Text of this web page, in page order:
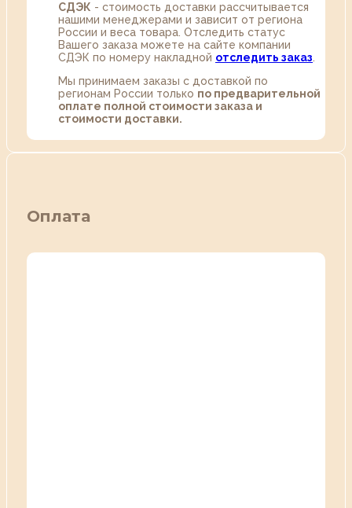
СДЭК - стоимость доставки рассчитывается
нашими менеджерами и зависит от региона
России и веса товара. Отследить статус
Вашего заказа можете на сайте компании
СДЭК по номеру накладной отследить заказ
Мы принимаем заказы с доставкой по
регионам России только по предварительной
оплате полной стоимости заказа и
стоимости доставки.
Оплата